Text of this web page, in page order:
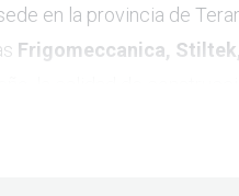
en la provincia de
Frigomeccanica,
la calidad de